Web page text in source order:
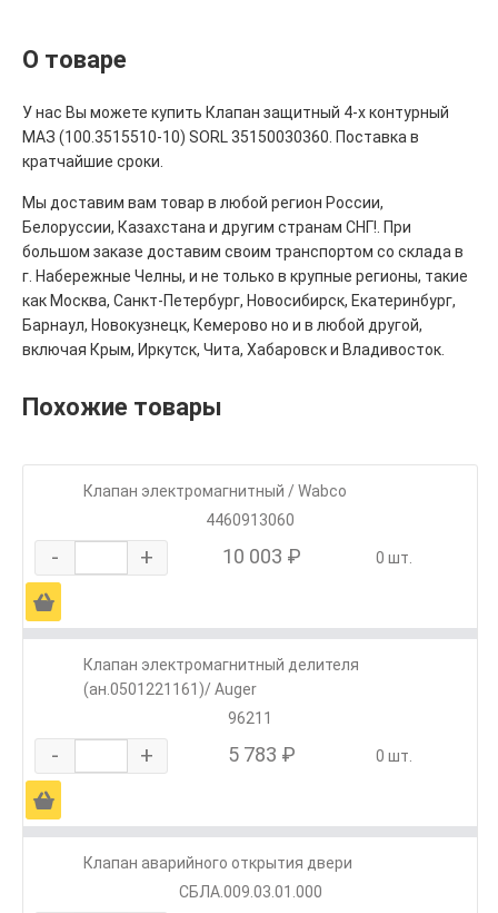
О товаре
У нас Вы можете купить Клапан защитный 4-х контурный
МАЗ (100.3515510-10) SORL 35150030360. Поставка в
кратчайшие сроки.
Мы доставим вам товар в любой регион России,
Белоруссии, Казахстана и другим странам СНГ!. При
большом заказе доставим своим транспортом со склада в
г. Набережные Челны, и не только в крупные регионы, такие
как Москва, Санкт-Петербург, Новосибирск, Екатеринбург,
Барнаул, Новокузнецк, Кемерово но и в любой другой,
включая Крым, Иркутск, Чита, Хабаровск и Владивосток.
Похожие товары
Клапан электромагнитный / Wabco
4460913060
- + 10 003 ₽ 0 шт.
Ä
Клапан электромагнитный делителя
(ан.0501221161)/ Auger
96211
- + 5 783 ₽ 0 шт.
Ä
Клапан аварийного открытия двери
СБЛА.009.03.01.000